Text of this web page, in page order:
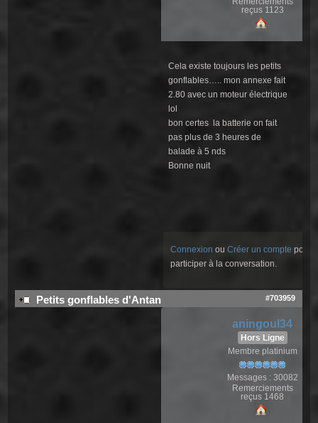
reçus 1123
Cela existe toujours les petits
gonflables….. mon annexe fait
2.80 avec un moteur électrique
lol
bon certes la batterie on fait
pas plus de 3 heures de
balade à 5 nds
Bonne nuit
Connexion ouCréer un compte pour
participer à la conversation.
Petits gonflables d'Antan #703959
aningoul34
Hors Ligne
Membre platinium
Messages : 30082
Remerciements
reçus 1468